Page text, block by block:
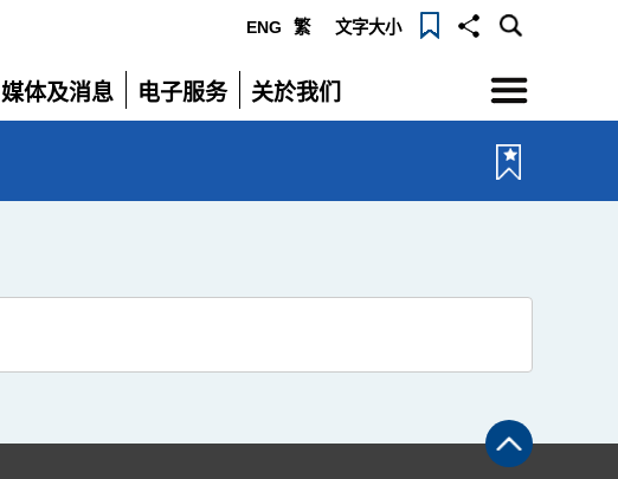
ENG 繁 文字大小
媒体及消息
展
电子服务
展
关於我们
展
选
单